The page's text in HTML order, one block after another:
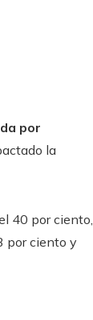
por
la
40 por ciento,
por ciento y